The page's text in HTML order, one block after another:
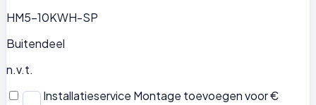
HM5-10KWH-SP
Buitendeel
n.v.t.
Installatieservice Montage toevoegen voor €